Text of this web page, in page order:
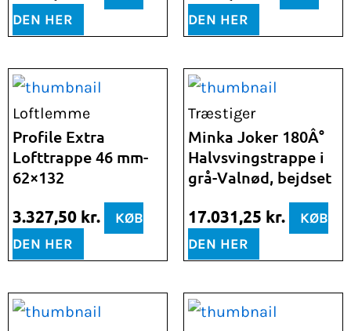
DEN HER
DEN HER
Loftlemme
Profile Extra
Lofttrappe 46 mm-
62×132
3.327,50 kr.
KØB
DEN HER
Træstiger
Minka Joker 180Â°
Halvsvingstrappe i
grå-Valnød, bejdset
17.031,25 kr.
KØB
DEN HER